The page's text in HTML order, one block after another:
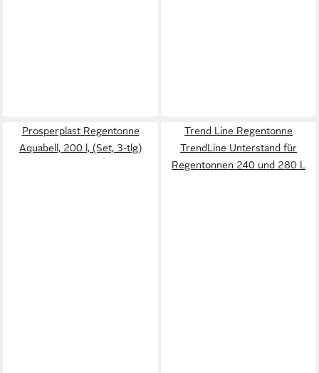
Prosperplast Regentonne
Aquabell, 200 l, (Set, 3-tlg)
Trend Line Regentonne
TrendLine Unterstand für
Regentonnen 240 und 280 L